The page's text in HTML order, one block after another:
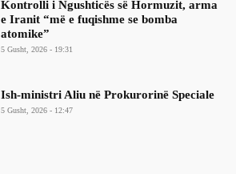
Kontrolli i Ngushticës së Hormuzit, arma
e Iranit “më e fuqishme se bomba
atomike”
5 Gusht, 2026 - 19:31
Ish-ministri ​Aliu në Prokurorinë Speciale
5 Gusht, 2026 - 12:47